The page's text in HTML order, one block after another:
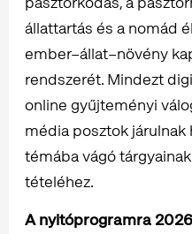
állattartás és a nomád
ember–állat–növény
rendszerét. Mindezt
online gyűjteményi
média posztok járulnak
témába vágó
tételéhez.
A nyitóprogramra